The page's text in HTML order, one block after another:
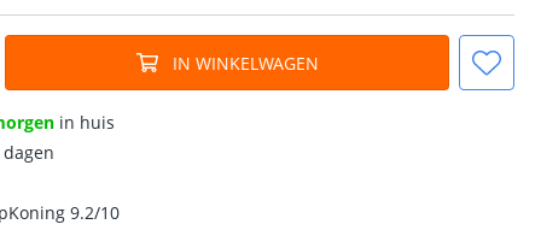
IN WINKELWAGEN
in huis
9.2/10